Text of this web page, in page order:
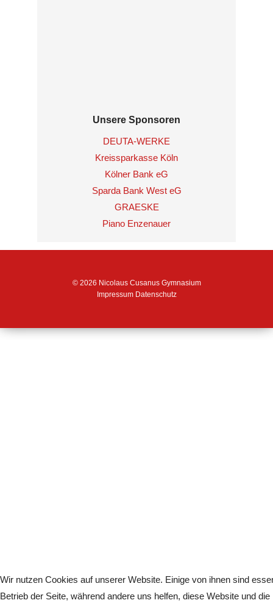
Unsere Sponsoren
DEUTA-WERKE
Kreissparkasse Köln
Kölner Bank eG
Sparda Bank West eG
GRAESKE
Piano Enzenauer
© 2026 Nicolaus Cusanus Gymnasium
Impressum Datenschutz
Wir nutzen Cookies auf unserer Website. Einige von ihnen sind
Betrieb der Seite, während andere uns helfen, diese Website und die